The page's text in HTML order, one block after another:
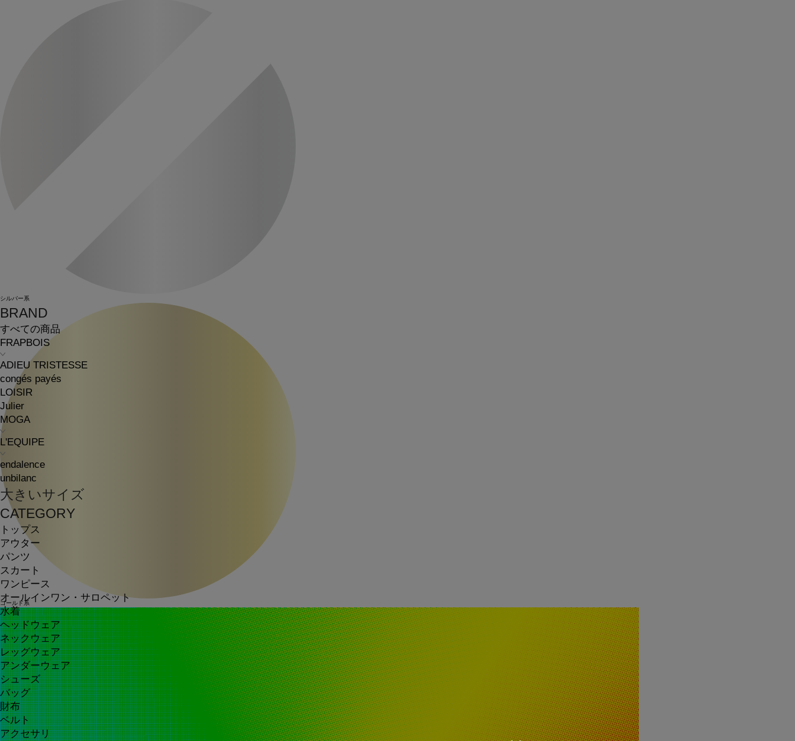
BRAND
すべての商品
FRAPBOIS
ADIEU TRISTESSE
congés payés
LOISIR
Julier
MOGA
L'EQUIPE
endalence
unbilanc
大きいサイズ
CATEGORY
トップス
アウター
パンツ
スカート
ワンピース
オールインワン・サロペット
水着
ヘッドウェア
ネックウェア
レッグウェア
アンダーウェア
シューズ
バッグ
財布
ベルト
アクセサリ
シルバー系
ゴールド系